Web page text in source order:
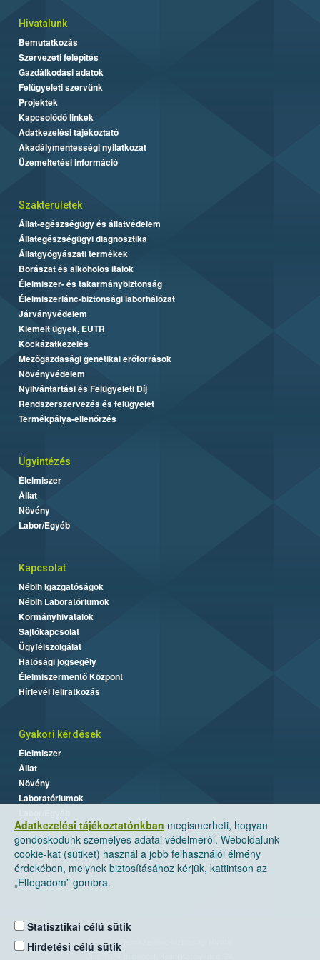
Adatkezelési tájékoztatónkban megismerheti, hogyan
gondoskodunk személyes adatai védelméről. Weboldalunk
cookie-kat (sütiket) használ a jobb felhasználói élmény
érdekében, melynek biztosításához kérjük, kattintson az
„Elfogadom” gombra.
Statisztikai célú sütik
Hirdetési célú sütik
Hivatalunk
Bemutatkozás
Szervezeti felépítés
Gazdálkodási adatok
Felügyeleti szervünk
Projektek
Kapcsolódó linkek
Adatkezelési tájékoztató
Akadálymentességi nyilatkozat
Üzemeltetési információ
Szakterületek
Állat-egészségügy és állatvédelem
Állategészségügyi diagnosztika
Állatgyógyászati termékek
Borászat és alkoholos italok
Élelmiszer- és takarmánybiztonság
Élelmiszerlánc-biztonsági laborhálózat
Járványvédelem
Kiemelt ügyek, EUTR
Kockázatkezelés
Mezőgazdasági genetikai erőforrások
Növényvédelem
Nyilvántartási és Felügyeleti Díj
Rendszerszervezés és felügyelet
Termékpálya-ellenőrzés
Ügyintézés
Élelmiszer
Állat
Növény
Labor/Egyéb
Kapcsolat
Nébih Igazgatóságok
Nébih Laboratóriumok
Kormányhivatalok
Sajtókapcsolat
Ügyfélszolgálat
Hatósági jogsegély
Élelmiszermentő Központ
Hírlevél feliratkozás
Gyakori kérdések
Élelmiszer
Állat
Növény
Laboratóriumok
Nemzeti Élelmiszerlánc-biztonsági Hivatal